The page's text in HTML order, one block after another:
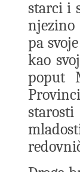
starci i
njezino
pa
kao
poput